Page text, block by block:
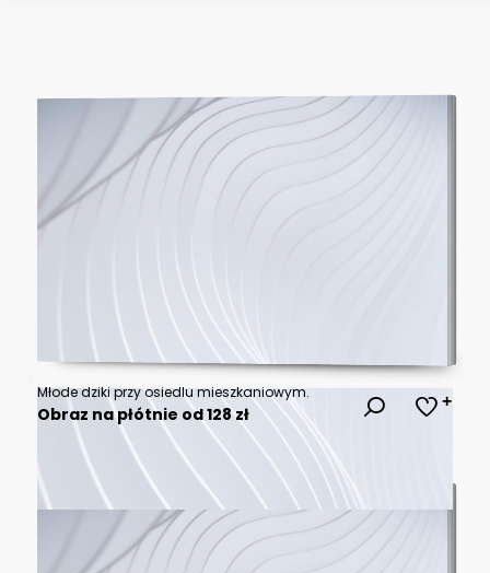
Młode dziki przy osiedlu mieszkaniowym.
Obraz na płótnie od 128 zł